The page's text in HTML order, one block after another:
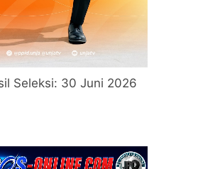
Seleksi: 30 Juni 2026